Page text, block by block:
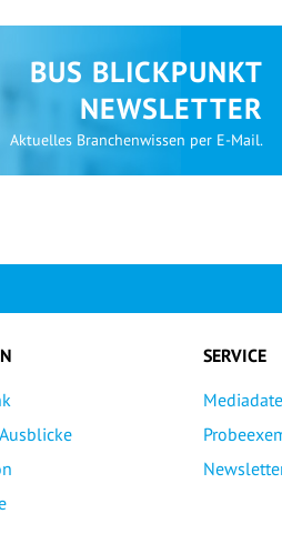
BUS BLICKPUNKT
NEWSLETTER
Aktuelles Branchenwissen per E-Mail.
SERVICE